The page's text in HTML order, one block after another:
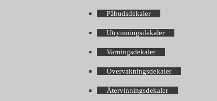
Påbudsdekaler
Utrymningsdekaler
Varningsdekaler
Övervakningsdekaler
Återvinningsdekaler